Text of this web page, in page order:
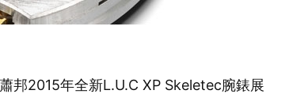
邦2015年全新L.U.C XP Skeletec腕錶展